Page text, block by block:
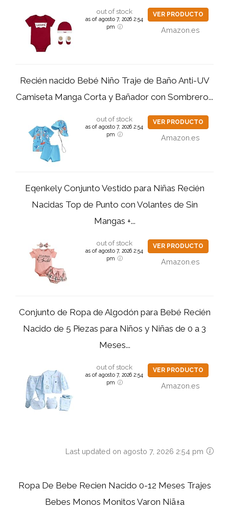
out of stock
as of agosto 7, 2026 2:54
pm
VER PRODUCTO
Amazon.es
Recién nacido Bebé Niño Traje de Baño Anti-UV
Camiseta Manga Corta y Bañador con Sombrero...
out of stock
as of agosto 7, 2026 2:54
pm
VER PRODUCTO
Amazon.es
Eqenkely Conjunto Vestido para Niñas Recién
Nacidas Top de Punto con Volantes de Sin
Mangas +...
out of stock
as of agosto 7, 2026 2:54
pm
VER PRODUCTO
Amazon.es
Conjunto de Ropa de Algodón para Bebé Recién
Nacido de 5 Piezas para Niños y Niñas de 0 a 3
Meses...
out of stock
as of agosto 7, 2026 2:54
pm
VER PRODUCTO
Amazon.es
Last updated on agosto 7, 2026 2:54 pm
Ropa De Bebe Recien Nacido 0-12 Meses Trajes
Bebes Monos Monitos Varon Niã±a